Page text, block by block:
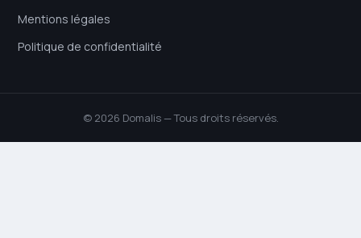
Mentions légales
Politique de confidentialité
© 2026 Domalis — Tous droits réservés.